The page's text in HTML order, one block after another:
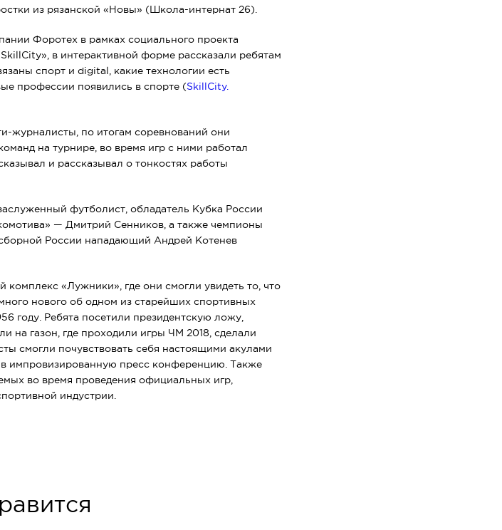
из рязанской «Новы» (Школа-интернат 26).
Форотех в рамках социального проекта
в интерактивной форме рассказали ребятам
спорт и digital, какие технологии есть
профессии появились в спорте (SkillCity.
журналисты, по итогам соревнований они
на турнире, во время игр с ними работал
и рассказывал о тонкостях работы
футболист, обладатель Кубка России
— Дмитрий Сенников, а также чемпионы
России нападающий Андрей Котенев
«Лужники», где они смогли увидеть то, что
нового об одном из старейших спортивных
году. Ребята посетили президентскую ложу,
на газон, где проходили игры ЧМ 2018, сделали
смогли почувствовать себя настоящими акулами
импровизированную пресс конференцию. Также
во время проведения официальных игр,
индустрии.